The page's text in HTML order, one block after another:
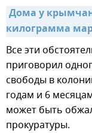
Дома у
килограмма
Все эти
приговорил
свободы в
годам и 6
может быть
прокуратуры.